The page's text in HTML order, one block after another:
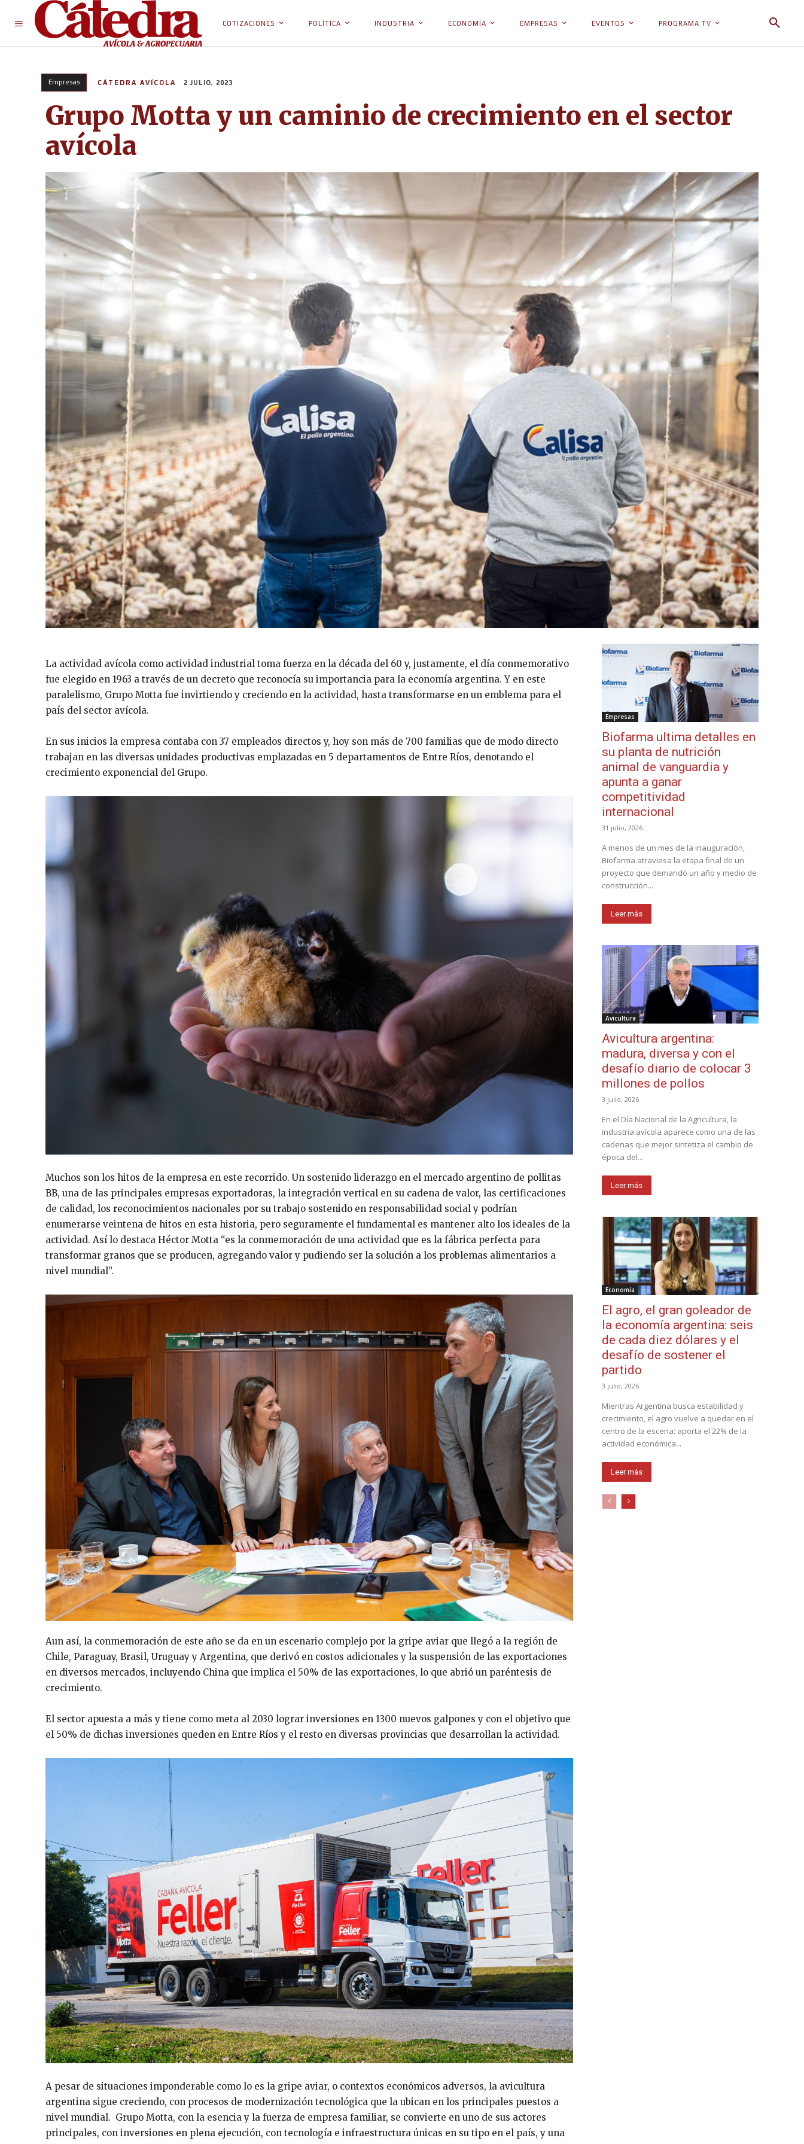
COTIZACIONES POLÍTICA INDUSTRIA ECONOMÍA EMPRESAS EVENTOS PROGRAMA TV
Empresas CÁTEDRA AVÍCOLA 2 JULIO, 2023
Grupo Motta y un caminio de crecimiento en el sector
avícola
La actividad avícola como actividad industrial toma fuerza en la década del 60 y, justamente, el día conmemorativo
fue elegido en 1963 a través de un decreto que reconocía su importancia para la economía argentina. Y en este
paralelismo, Grupo Motta fue invirtiendo y creciendo en la actividad, hasta transformarse en un emblema para el
país del sector avícola.
En sus inicios la empresa contaba con 37 empleados directos y, hoy son más de 700 familias que de modo directo
trabajan en las diversas unidades productivas emplazadas en 5 departamentos de Entre Ríos, denotando el
crecimiento exponencial del Grupo.
Muchos son los hitos de la empresa en este recorrido. Un sostenido liderazgo en el mercado argentino de pollitas
BB, una de las principales empresas exportadoras, la integración vertical en su cadena de valor, las certificaciones
de calidad, los reconocimientos nacionales por su trabajo sostenido en responsabilidad social y podrían
enumerarse veintena de hitos en esta historia, pero seguramente el fundamental es mantener alto los ideales de la
actividad. Así lo destaca Héctor Motta “es la conmemoración de una actividad que es la fábrica perfecta para
transformar granos que se producen, agregando valor y pudiendo ser la solución a los problemas alimentarios a
nivel mundial”.
Aun así, la conmemoración de este año se da en un escenario complejo por la gripe aviar que llegó a la región de
Chile, Paraguay, Brasil, Uruguay y Argentina, que derivó en costos adicionales y la suspensión de las exportaciones
en diversos mercados, incluyendo China que implica el 50% de las exportaciones, lo que abrió un paréntesis de
crecimiento.
El sector apuesta a más y tiene como meta al 2030 lograr inversiones en 1300 nuevos galpones y con el objetivo que
el 50% de dichas inversiones queden en Entre Ríos y el resto en diversas provincias que desarrollan la actividad.
A pesar de situaciones imponderable como lo es la gripe aviar, o contextos económicos adversos, la avicultura
argentina sigue creciendo, con procesos de modernización tecnológica que la ubican en los principales puestos a
nivel mundial. Grupo Motta, con la esencia y la fuerza de empresa familiar, se convierte en uno de sus actores
principales, con inversiones en plena ejecución, con tecnología e infraestructura únicas en su tipo en el país, y una
Empresas
Biofarma ultima detalles en
su planta de nutrición
animal de vanguardia y
apunta a ganar
competitividad
internacional
31 julio, 2026
A menos de un mes de la inauguración,
Biofarma atraviesa la etapa final de un
proyecto que demandó un año y medio de
construcción...
Leer más
Avicultura
Avicultura argentina:
madura, diversa y con el
desafío diario de colocar 3
millones de pollos
3 julio, 2026
En el Día Nacional de la Agricultura, la
industria avícola aparece como una de las
cadenas que mejor sintetiza el cambio de
época del...
Leer más
Economía
El agro, el gran goleador de
la economía argentina: seis
de cada diez dólares y el
desafío de sostener el
partido
3 julio, 2026
Mientras Argentina busca estabilidad y
crecimiento, el agro vuelve a quedar en el
centro de la escena: aporta el 22% de la
actividad económica...
Leer más